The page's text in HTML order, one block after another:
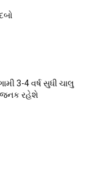
3-4 વર્ષ સુધી ચાલુ
રહેશે